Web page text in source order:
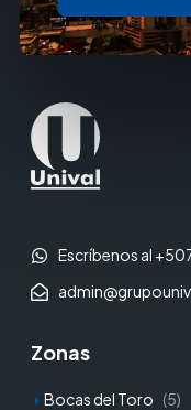
Escríbenos al
Zonas
Bocas del Toro (5)